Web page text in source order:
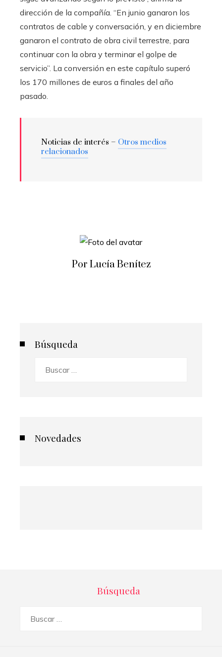
dirección de la compañía. “En junio ganaron los
contratos de cable y conversación, y en diciembre
ganaron el contrato de obra civil terrestre, para
continuar con la obra y terminar el golpe de
servicio”. La conversión en este capítulo superó
los 170 millones de euros a finales del año
pasado.
Noticias de interés – Otros medios
relacionados
Por Lucía Benítez
Búsqueda
Novedades
Búsqueda